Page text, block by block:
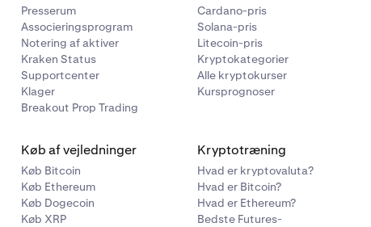
Presserum
Associeringsprogram
Notering af aktiver
Kraken Status
Supportcenter
Klager
Breakout Prop Trading
Cardano-pris
Solana-pris
Litecoin-pris
Kryptokategorier
Alle kryptokurser
Kursprognoser
Køb af vejledninger
Køb Bitcoin
Køb Ethereum
Køb Dogecoin
Køb XRP
Kryptotræning
Hvad er kryptovaluta?
Hvad er Bitcoin?
Hvad er Ethereum?
Bedste Futures-